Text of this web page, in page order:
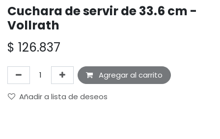
Cuchara de servir de 33.6 cm -
Vollrath
$ 126.837
Agregar al carrito
Añadir a lista de deseos